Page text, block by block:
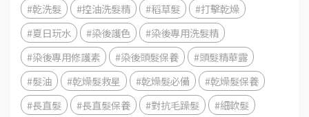
#乾洗髮
#控油洗髮精 #稻草髮
#打擊乾燥
#夏日玩水
#染後護色
#染後專用洗髮精
#染後專用修護素
#染後頭髮保養
#頭髮精華露
#髮油
#乾燥髮救星 #乾燥髮必備
#乾燥髮保養
#長直髮
#長直髮保養 #對抗毛躁髮
#細軟髮